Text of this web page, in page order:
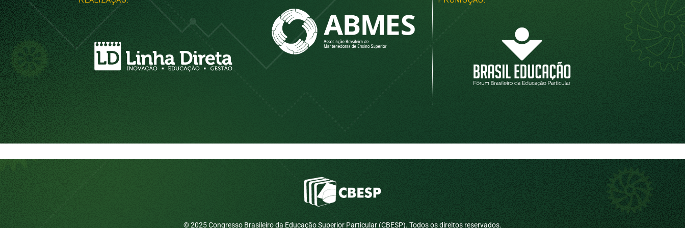
© 2025 Congresso Brasileiro da Educação Superior Particular (CBESP). Todos os direitos reservados.